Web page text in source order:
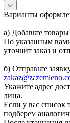
Варианты
а) Добавьте
По указанным
уточнит заказ и
б) Отправьте
Укажите адрес
лица.
Если у вас список
подберем